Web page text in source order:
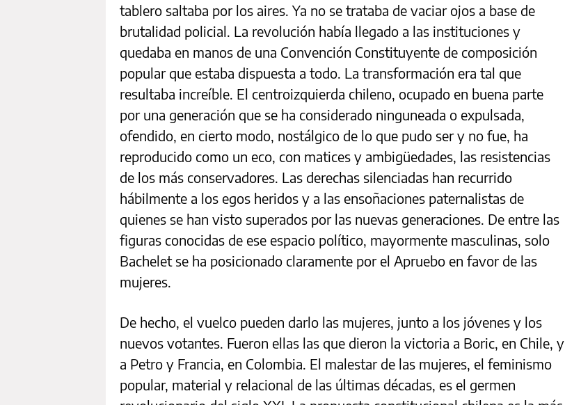
tablero saltaba por los aires. Ya no se trataba de vaciar ojos a base de
brutalidad policial. La revolución había llegado a las instituciones y
quedaba en manos de una Convención Constituyente de composición
popular que estaba dispuesta a todo. La transformación era tal que
resultaba increíble. El centroizquierda chileno, ocupado en buena parte
por una generación que se ha considerado ninguneada o expulsada,
ofendido, en cierto modo, nostálgico de lo que pudo ser y no fue, ha
reproducido como un eco, con matices y ambigüedades, las resistencias
de los más conservadores. Las derechas silenciadas han recurrido
hábilmente a los egos heridos y a las ensoñaciones paternalistas de
quienes se han visto superados por las nuevas generaciones. De entre las
figuras conocidas de ese espacio político, mayormente masculinas, solo
Bachelet se ha posicionado claramente por el Apruebo en favor de las
mujeres.
De hecho, el vuelco pueden darlo las mujeres, junto a los jóvenes y los
nuevos votantes. Fueron ellas las que dieron la victoria a Boric, en Chile, y
a Petro y Francia, en Colombia. El malestar de las mujeres, el feminismo
popular, material y relacional de las últimas décadas, es el germen